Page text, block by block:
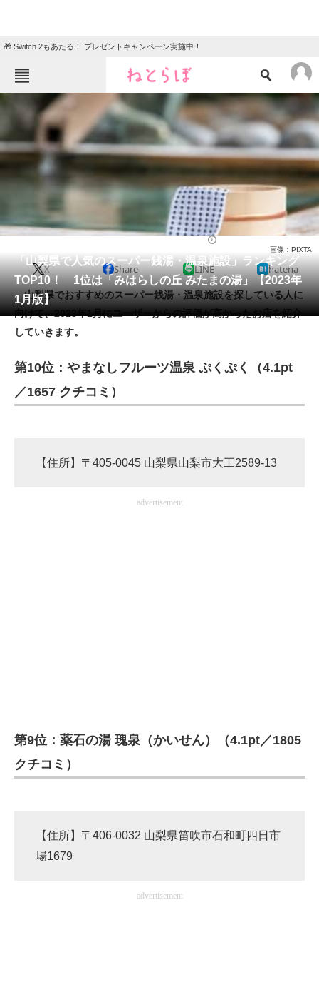
🎁 Switch 2もあたる！ プレゼントキャンペーン実施中！
ねとらぼメニュー
ニュース
エンタメ クイズ
地域
教育・育児
動物 リサーチ
会員記事
メディア
注目記事を集めた総合ページ
モノづくり技術者専門サイト
エレクトロニクス専門サイト
エネルギーの専門メディア
「山梨県で人気のスーパー銭湯・温泉施設」ランキング
TOP10！ 1位は「みはらしの丘 みたまの湯」【2023年
1月版】
画像：PIXTA
X Share LINE hatena
山梨県でおすすめのスーパー銭湯・温泉施設を探している人に
向けて、2023年1月にユーザーからの評価が高かったお店を紹介
していきます。
第10位：やまなしフルーツ温泉 ぷくぷく（4.1pt
／1657 クチコミ）
【住所】〒405-0045 山梨県山梨市大工2589-13
advertisement
第9位：薬石の湯 瑰泉（かいせん）（4.1pt／1805
クチコミ）
【住所】〒406-0032 山梨県笛吹市石和町四日市
場1679
advertisement